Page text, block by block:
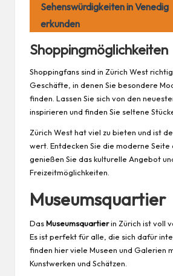
Sehenswürdigkeiten in Venedig
erkunden
Shoppingmöglichkeiten
Shoppingfans sind in Zürich West
Geschäfte, in denen Sie besondere
finden. Lassen Sie sich von den
inspirieren und finden Sie seltene
Zürich West hat viel zu bieten und ist
wert. Entdecken Sie die moderne Seite
genießen Sie das kulturelle Angebot
Freizeitmöglichkeiten.
Museumsquartier
DasMuseumsquartierin Zürich ist voll
Es ist perfekt für alle, die sich dafür
finden hier viele Museen und Galerien
Kunstwerken und Schätzen.